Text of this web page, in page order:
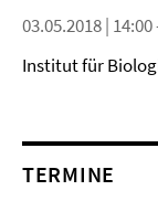
03.05.2018 | 14:00
Institut für
TERMINE